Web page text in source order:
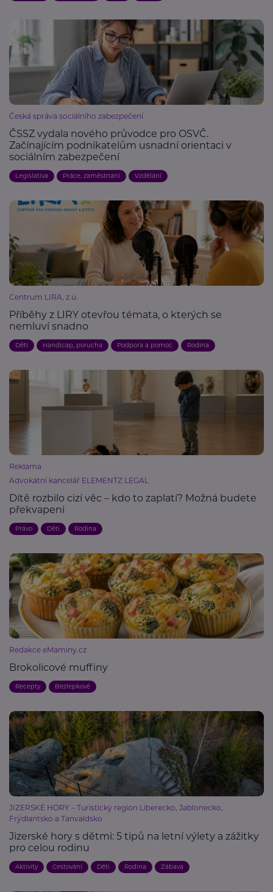
Česká správa sociálního zabezpečení
ČSSZ vydala nového průvodce pro OSVČ.
Začínajícím podnikatelům usnadní orientaci v
sociálním zabezpečení
Legislativa Práce, zaměstnání Vzdělání
Centrum LIRA, z.ú.
Příběhy z LIRY otevřou témata, o kterých se
nemluví snadno
Děti Handicap, porucha Podpora a pomoc Rodina
Reklama
Advokátní kancelář ELEMENTZ LEGAL
Dítě rozbilo cizí věc – kdo to zaplatí? Možná budete
překvapeni
Právo Děti Rodina
Redakce eMaminy.cz
Brokolicové muffiny
Recepty Bezlepkové
JIZERSKÉ HORY – Turistický region Liberecko, Jablonecko,
Frýdlantsko a Tanvaldsko
Jizerské hory s dětmi: 5 tipů na letní výlety a zážitky
pro celou rodinu
Aktivity Cestování Děti Rodina Zábava